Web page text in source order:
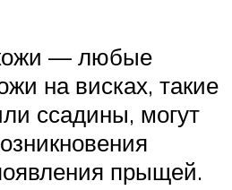
— любые
на висках, такие
ссадины, могут
прыщей.